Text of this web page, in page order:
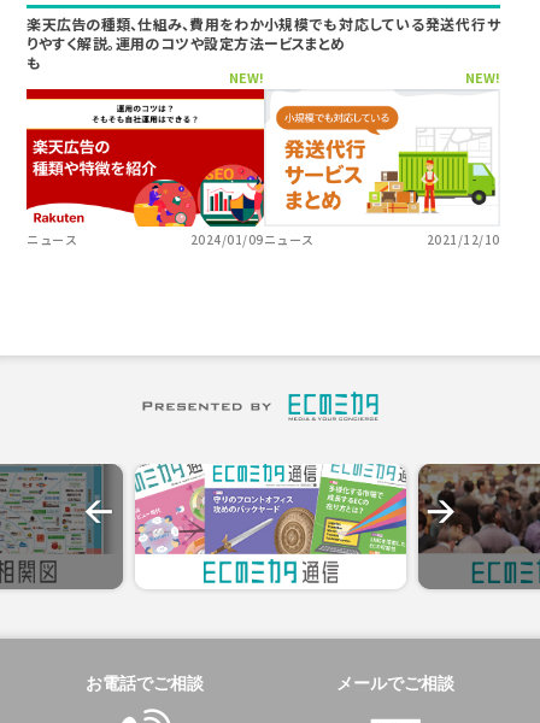
楽天広告の種類、仕組み、費用をわか
りやすく解説。運用のコツや設定方法
も
NEW!
ニュース 2024/01/09
小規模でも対応している発送代行サ
ービスまとめ
NEW!
ニュース 2021/12/10
お電話でご相談 メールでご相談